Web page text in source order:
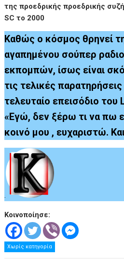
της προεδρικής προεδρικής
SC το 2000
Καθώς ο κόσμος θρηνεί
αγαπημένου σούπερ
εκπομπών, ίσως είναι
τις τελικές
τελευταίο επεισόδιο του
«Εγώ, δεν ξέρω τι να πω
κοινό μου , ευχαριστώ.
.
Κοινοποίησε:
Χωρίς κατηγορία